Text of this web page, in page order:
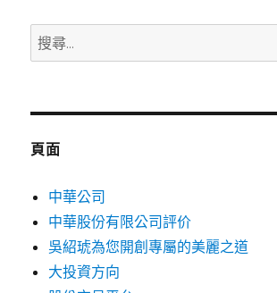
搜
尋
鍵
頁面
中華公司
中華股份有限公司評价
吳紹琥為您開創專屬的美麗之道
大投資方向